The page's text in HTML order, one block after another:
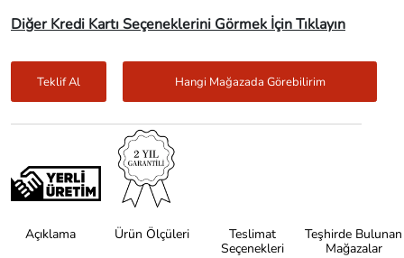
Diğer Kredi Kartı Seçeneklerini Görmek İçin Tıklayın
Teklif Al Hangi Mağazada Görebilirim
Açıklama Ürün Ölçüleri
Teslimat
Seçenekleri
Teşhirde Bulunan
Mağazalar